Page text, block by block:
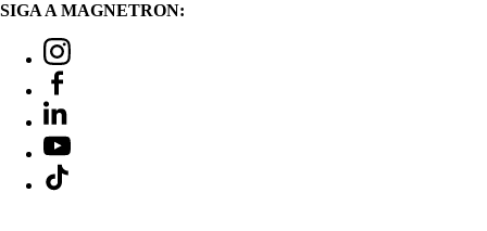
SIGA A MAGNETRON: